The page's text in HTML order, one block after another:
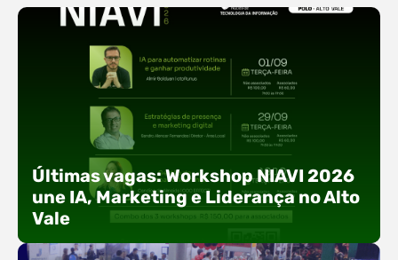
Últimas vagas: Workshop NIAVI 2026
une IA, Marketing e Liderança no Alto
Vale